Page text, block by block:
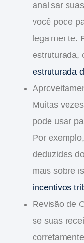
analisar
você pode
legalmente.
estruturada,
estruturada
Muitas
pode usar
Por
deduzidas
mais sobre
incentivos
Revisão de
se suas